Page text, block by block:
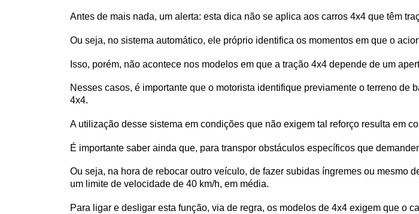
Antes de mais nada, um alerta: esta dica não se aplica aos carros 4x4 que têm
Ou seja, no sistema automático, ele próprio identifica os momentos em que o
Isso, porém, não acontece nos modelos em que a tração 4x4 depende de um
Nesses casos, é importante que o motorista identifique previamente o terreno
4x4.
A utilização desse sistema em condições que não exigem tal reforço resulta em
É importante saber ainda que, para transpor obstáculos específicos que
Ou seja, na hora de rebocar outro veículo, de fazer subidas íngremes ou mesmo
um limite de velocidade de 40 km/h, em média.
Para ligar e desligar esta função, via de regra, os modelos de 4x4 exigem que o